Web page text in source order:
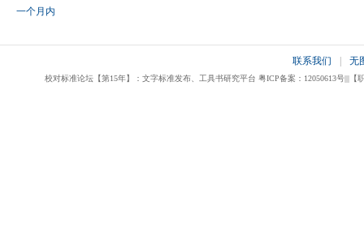
一个月内
联系我们 无
校对标准论坛【第15年】：文字标准发布、工具书研究平台 粤ICP备案：12050613号|||【